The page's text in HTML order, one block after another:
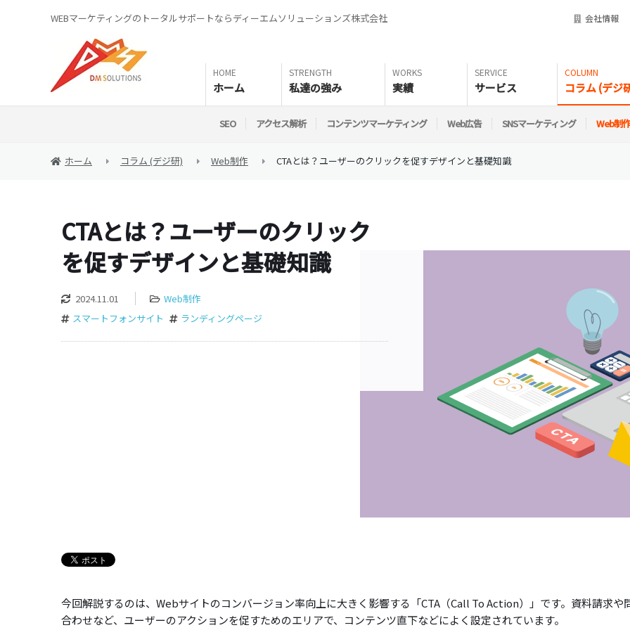
WEBマーケティングのトータルサポートならディーエムソリューションズ株式会社 会社情報
ホーム 私達の強み 実績 サービス コラム (デジ
SEO アクセス解析 コンテンツマーケティング Web広告 SNSマーケティング Web制作
ホーム コラム (デジ研) Web制作 CTAとは？ユーザーのクリックを促すデザインと基礎知識
CTAとは？ユーザーのクリック
を促すデザインと基礎知識
2024.11.01
Web制作
スマートフォンサイト
ランディングページ
今回解説するのは、Webサイトのコンバージョン率向上に大きく影響する「CTA（Call To Action）」です。資料請求や
合わせなど、ユーザーのアクションを促すためのエリアで、コンテンツ直下などによく設定されています。